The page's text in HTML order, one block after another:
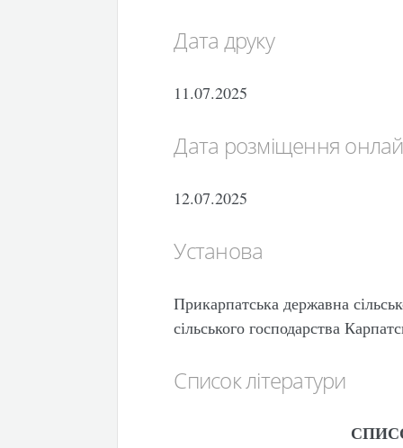
Дата друку
11.07.2025
Дата розміщення
12.07.2025
Установа
Прикарпатська державна
сільського господарства
Список літератури